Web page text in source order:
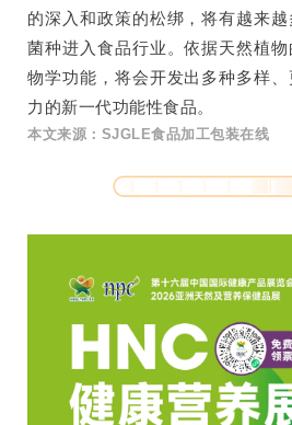
的深入和政策的松绑，将有越来
菌种进入食品行业。依据天然植
物学功能，将会开发出多种多样
力的新一代功能性食品。
本文来源：SJGLE食品加工包装在线